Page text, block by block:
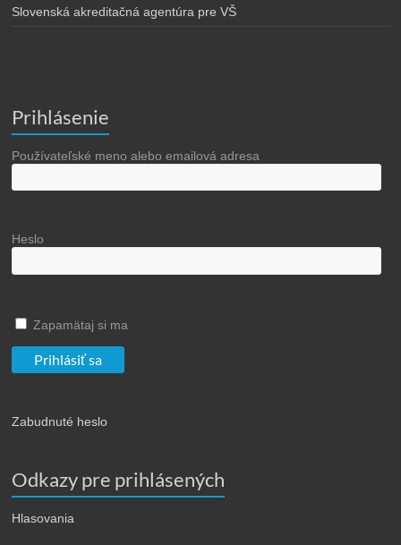
Slovenská akreditačná agentúra pre VŠ
Prihlásenie
Používateľské meno alebo emailová adresa
Heslo
Zapamätaj si ma
Zabudnuté heslo
Odkazy pre prihlásených
Hlasovania